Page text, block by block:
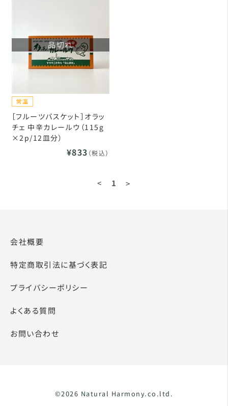
品切れ
［フルーツバスケット］オラッ
チェ 中辛カレールウ（115g
×2p/12皿分）
¥833 （税込）
< 1 >
会社概要
特定商取引法に基づく表記
プライバシーポリシー
よくある質問
お問い合わせ
©2026 Natural Harmony.co.ltd.